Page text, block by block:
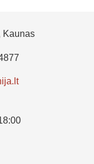
Kaunas